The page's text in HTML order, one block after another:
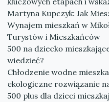
Martyna Kupczyk: Jak
Wynajem mieszkań w
Turystów i Mieszkańców
500 na dziecko
wiedzieć?
Chłodzenie wodne
ekologiczne rozwiązanie
500 plus dla dzieci